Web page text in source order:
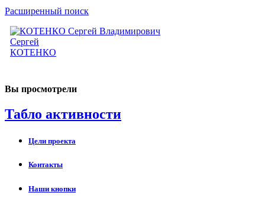
Расширенный поиск
Сергей
КОТЕНКО
Вы просмотрели
Табло активности
Цели проекта
Контакты
Наши кнопки